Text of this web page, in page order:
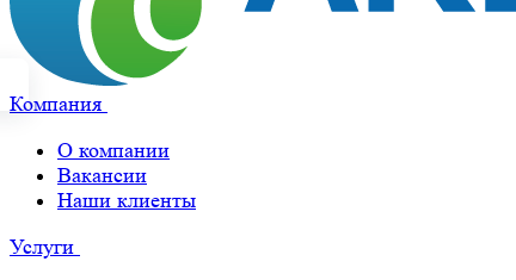
Компания
О компании
Вакансии
Наши клиенты
Услуги